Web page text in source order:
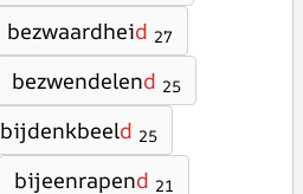
bezwaardheid 27
bezwendelend 25
bijdenkbeeld 25
bijeenrapend 21